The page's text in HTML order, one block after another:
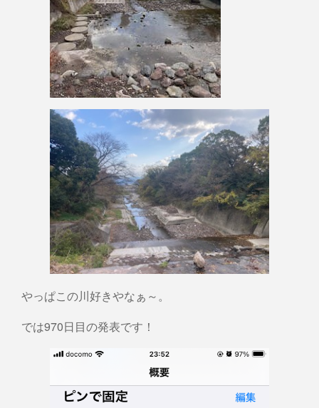
やっぱこの川好きやなぁ～。
では970日目の発表です！